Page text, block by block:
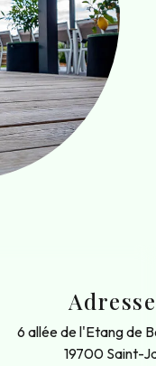
Adresse
6 allée de l'Etang de
19700 Saint-